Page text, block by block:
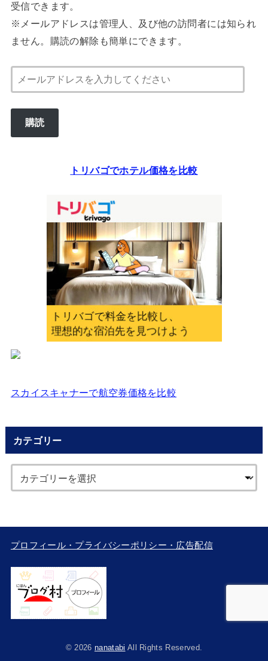
受信できます。
※メールアドレスは管理人、及び他の訪問者には知られ
ません。購読の解除も簡単にできます。
ー
ル
購読
トリバゴでホテル価格を比較
スカイスキャナーで航空券価格を比較
カテゴリー
プロフィール・プライバシーポリシー・広告配信
© 2026 nanatabi All Rights Reserved.